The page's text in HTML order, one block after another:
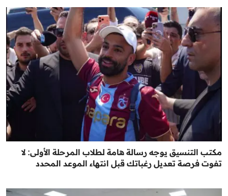
مكتب التنسيق يوجه رسالة هامة لطلاب المرحلة الأولى: لا
تفوت فرصة تعديل رغباتك قبل انتهاء الموعد المحدد